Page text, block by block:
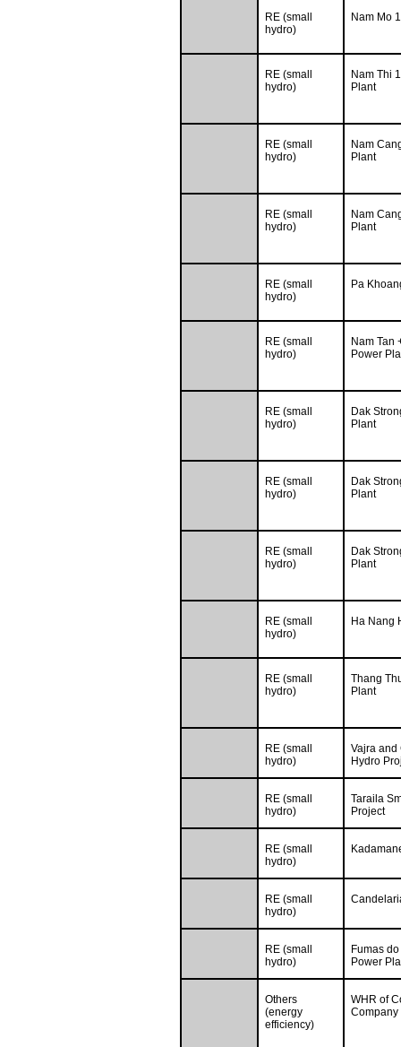
RE (small
hydro)
Nam Mo
RE (small
hydro)
Nam Thi
Plant
RE (small
hydro)
Nam
Plant
RE (small
hydro)
Nam
Plant
RE (small
hydro)
Pa
RE (small
hydro)
Nam Tan
Power
RE (small
hydro)
Dak
Plant
RE (small
hydro)
Dak
Plant
RE (small
hydro)
Dak
Plant
RE (small
hydro)
Ha Nang
RE (small
hydro)
Thang
Plant
RE (small
hydro)
Vajra and
Hydro
RE (small
hydro)
Taraila
Project
RE (small
hydro)
RE (small
hydro)
RE (small
hydro)
Fumas
Power
Others
(energy
efficiency)
WHR of
Company